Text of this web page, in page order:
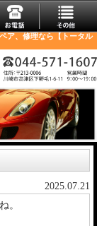
ア、修理なら【トータル
2025.07.21
。